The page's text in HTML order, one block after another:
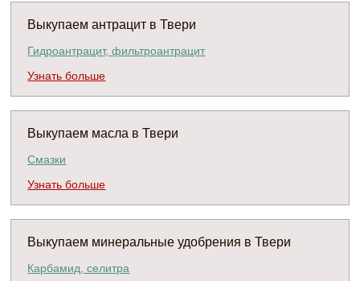
Выкупаем антрацит в Твери
Гидроантрацит, фильтроантрацит
Узнать больше
Выкупаем масла в Твери
Смазки
Узнать больше
Выкупаем минеральные удобрения в Твери
Карбамид, селитра